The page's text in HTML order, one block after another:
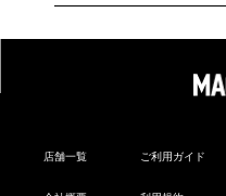
店舗一覧 ご利用ガイド